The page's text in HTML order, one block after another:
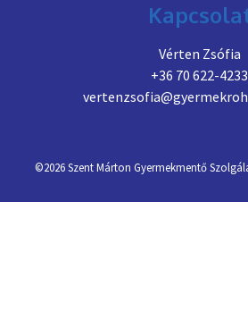
Vérten Zsófia
+36 70 622-4233
©2026Szent Márton Gyermekmentő